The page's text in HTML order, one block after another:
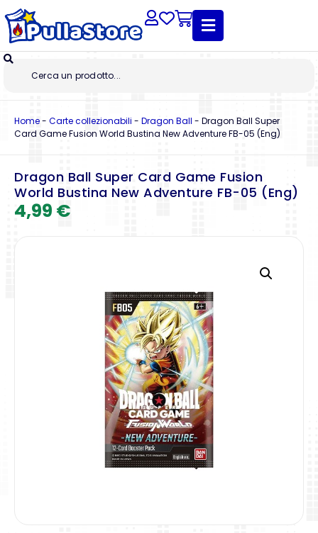
Home- Carte collezionabili - Dragon Ball - Dragon Ball Super
Card Game Fusion World Bustina New Adventure FB-05 (Eng)
Dragon Ball Super Card Game Fusion
World Bustina New Adventure FB-05 (Eng)
4,99 €